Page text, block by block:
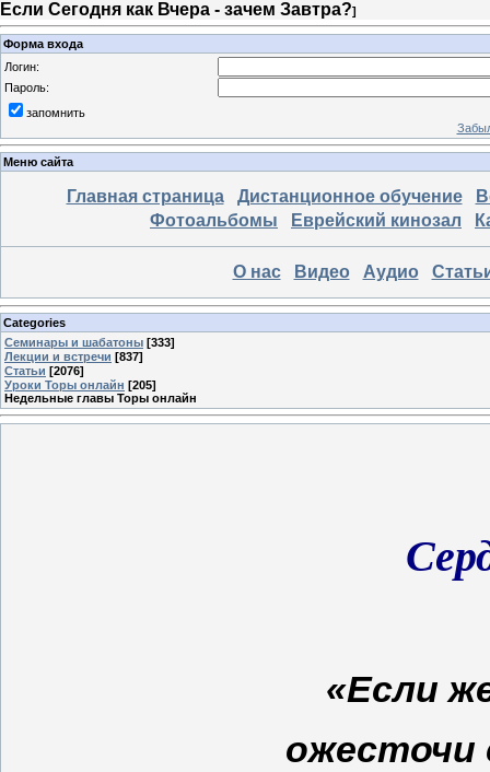
Если Сегодня как Вчера - зачем Завтра?]
Форма входа
Логин:
Пароль:
запомнить
Меню сайта
Главная страница Дистанционное обучение
Фотоальбомы
Еврейский кинозал
О нас Видео Аудио
Categories
Семинары и шабатоны [333]
Лекции и встречи [837]
Статьи [2076]
Уроки Торы онлайн [205]
Недельные главы Торы онлайн
«Если
ожесточи